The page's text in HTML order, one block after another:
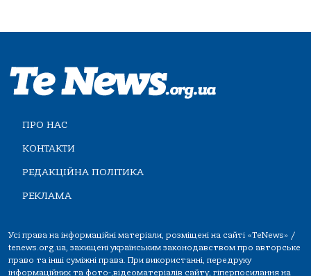
ПРО НАС
КОНТАКТИ
РЕДАКЦІЙНА ПОЛІТИКА
РЕКЛАМА
Усі права на інформаційні матеріали, розміщені на сайті «TeNews» /
tenews.org.ua, захищені українським законодавством про авторське
право та інші суміжні права. При використанні, передруку
інформаційних та фото-,відеоматеріалів сайту, гіперпосилання на